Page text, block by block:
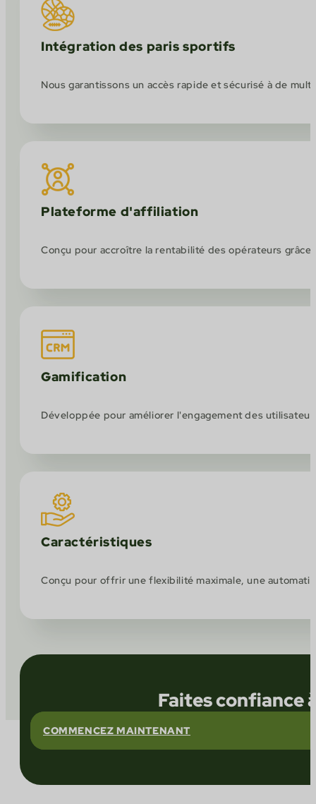
Intégration des paris sportifs
Nous garantissons un accès rapide et sécurisé à de
Plateforme d'affiliation
Conçu pour accroître la rentabilité des opérateurs
Gamification
Développée pour améliorer l'engagement des
Caractéristiques
Conçu pour offrir une flexibilité maximale, une
Faites confiance
COMMENCEZ MAINTENANT